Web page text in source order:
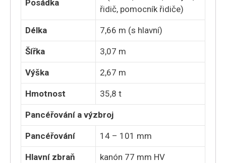
Posádka
řidič, pomocník řidiče)
Délka 7,66 m (s hlavní)
Šířka 3,07 m
Výška 2,67 m
Hmotnost 35,8 t
Pancéřování a výzbroj
Pancéřování 14 – 101 mm
Hlavní zbraň kanón 77 mm HV